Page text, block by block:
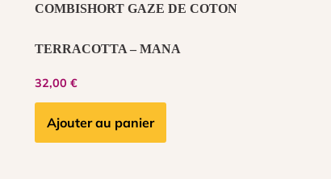
COMBISHORT GAZE DE COTON
TERRACOTTA – MANA
32,00 €
Ajouter au panier